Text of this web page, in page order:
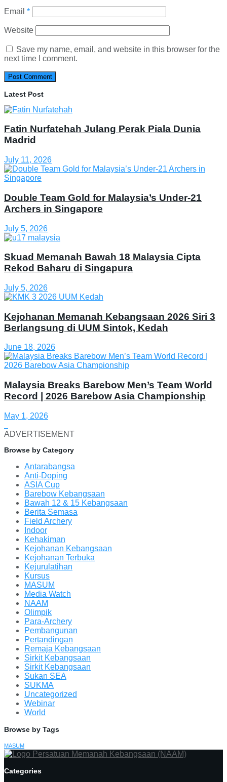
Email *
Website
Save my name, email, and website in this browser for the
next time I comment.
Latest Post
Fatin Nurfatehah Julang Perak Piala Dunia
Madrid
July 11, 2026
Double Team Gold for Malaysia’s Under-21
Archers in Singapore
July 5, 2026
Skuad Memanah Bawah 18 Malaysia Cipta
Rekod Baharu di Singapura
July 5, 2026
Kejohanan Memanah Kebangsaan 2026 Siri 3
Berlangsung di UUM Sintok, Kedah
June 18, 2026
Malaysia Breaks Barebow Men’s Team World
Record | 2026 Barebow Asia Championship
May 1, 2026
ADVERTISEMENT
Browse by Category
Antarabangsa
Anti-Doping
ASIA Cup
Barebow Kebangsaan
Bawah 12 & 15 Kebangsaan
Berita Semasa
Field Archery
Indoor
Kehakiman
Kejohanan Kebangsaan
Kejohanan Terbuka
Kejurulatihan
Kursus
MASUM
Media Watch
NAAM
Olimpik
Para-Archery
Pembangunan
Pertandingan
Remaja Kebangsaan
Sirkit Kebangsaan
Sirkit Kebangsaan
Sukan SEA
SUKMA
Uncategorized
Webinar
World
Browse by Tags
MASUM
Categories